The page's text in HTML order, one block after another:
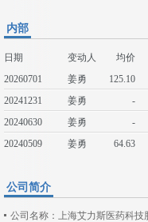
内部
日期 变动人 均价
20260701
姜勇 125.10
20241231
姜勇 -
20240630
姜勇 -
20240509
姜勇 64.63
公司简介
公司名称：上海艾力斯医药科技